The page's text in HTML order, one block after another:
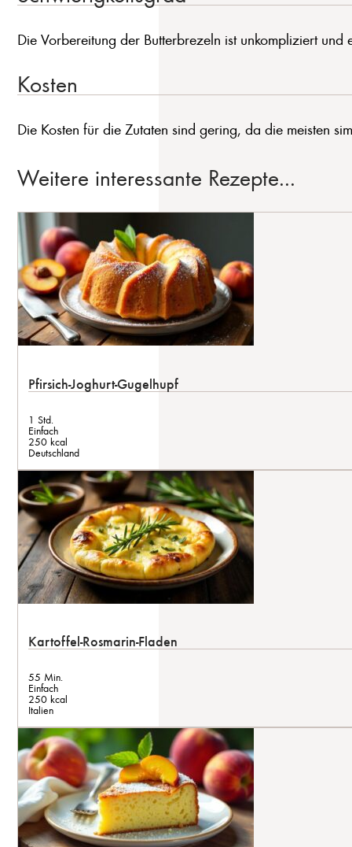
Die Vorbereitung der Butterbrezeln ist unkompliziert
Kosten
Die Kosten für die Zutaten sind gering, da die meisten
Weitere interessante Rezepte...
Pfirsich-Joghurt-Gugelhupf
1 Std.
Einfach
250 kcal
Deutschland
Kartoffel-Rosmarin-Fladen
55 Min.
Einfach
250 kcal
Italien